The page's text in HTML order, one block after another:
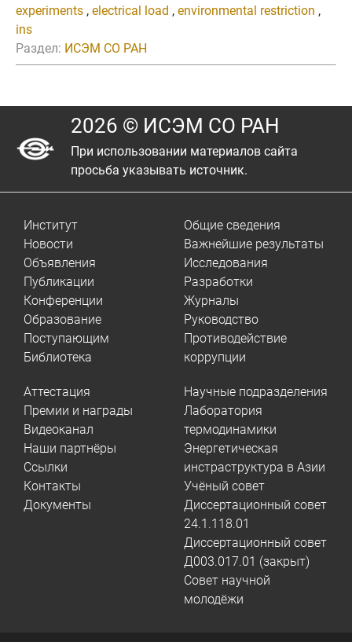
experiments , electrical load , environmental restriction ,
ins
Раздел: ИСЭМ СО РАН
2026 © ИСЭМ СО РАН
При использовании материалов сайта
просьба указывать источник.
Институт
Новости
Объявления
Публикации
Конференции
Образование
Поступающим
Библиотека
Общие сведения
Важнейшие результаты
Исследования
Разработки
Журналы
Руководство
Противодействие
коррупции
Аттестация
Премии и награды
Видеоканал
Наши партнёры
Ссылки
Контакты
Документы
Научные подразделения
Лаборатория
термодинамики
Энергетическая
инстраструктура в Азии
Учёный совет
Диссертационный совет
24.1.118.01
Диссертационный совет
Д003.017.01 (закрыт)
Совет научной
молодёжи